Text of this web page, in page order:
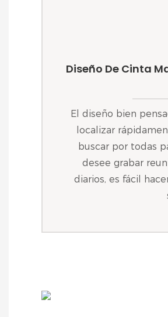
Diseño De Cinta
El diseño bien
localizar
buscar por todas
desee grabar
diarios, es fácil